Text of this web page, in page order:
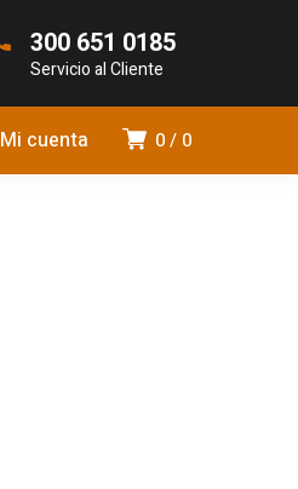
300 651 0185
Servicio al Cliente
0 0
Mi cuenta